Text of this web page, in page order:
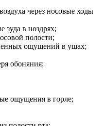
через носовые ходы
зуда в ноздрях;
полости;
ощущений в ушах;
обоняния;
ощущения в горле;